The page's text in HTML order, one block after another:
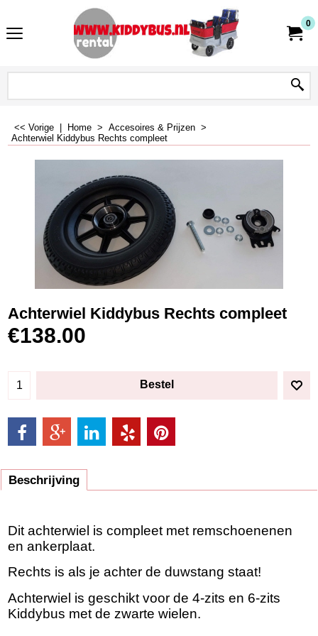
0
<< Vorige Home > Accesoires & Prijzen >
Achterwiel Kiddybus Rechts compleet
Achterwiel Kiddybus Rechts compleet
€138.00
Bestel
Beschrijving
Dit achterwiel is compleet met remschoenenen
en ankerplaat.
Rechts is als je achter de duwstang staat!
Achterwiel is geschikt voor de 4-zits en 6-zits
Kiddybus met de zwarte wielen.